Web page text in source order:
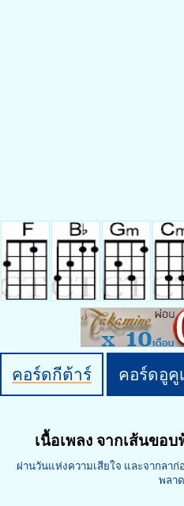
คอร์ดกีต้าร์ คอร์ดอูคู
เนื้อเพลง จากเส้นขอบ
ผ่านวันแห่งความเสียใจ และจากลา
พลา